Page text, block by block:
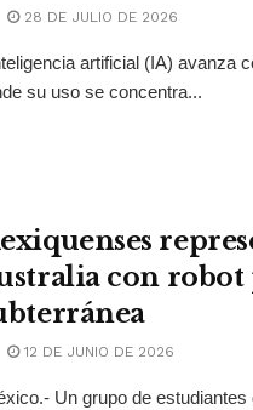
28 DE JULIO DE 2026
artificial (IA) avanza
su uso se concentra...
con robot
12 DE JUNIO DE 2026
Un grupo de estudiantes